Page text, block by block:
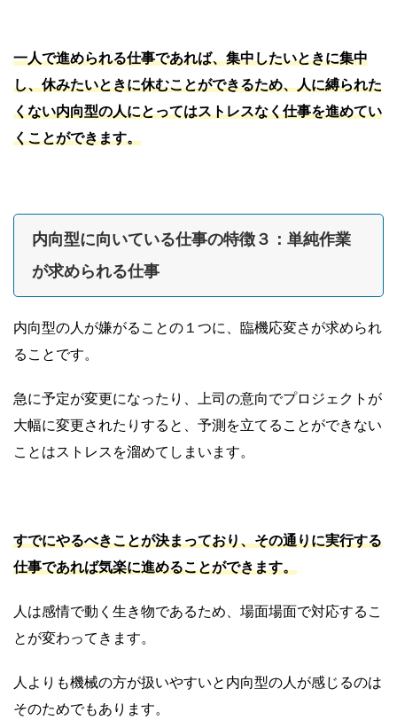
一人で進められる仕事であれば、集中したいときに集中
し、休みたいときに休むことができるため、人に縛られた
くない内向型の人にとってはストレスなく仕事を進めてい
くことができます。
内向型に向いている仕事の特徴３：単純作業
が求められる仕事
内向型の人が嫌がることの１つに、臨機応変さが求められ
ることです。
急に予定が変更になったり、上司の意向でプロジェクトが
大幅に変更されたりすると、予測を立てることができない
ことはストレスを溜めてしまいます。
すでにやるべきことが決まっており、その通りに実行する
仕事であれば気楽に進めることができます。
人は感情で動く生き物であるため、場面場面で対応するこ
とが変わってきます。
人よりも機械の方が扱いやすいと内向型の人が感じるのは
そのためでもあります。